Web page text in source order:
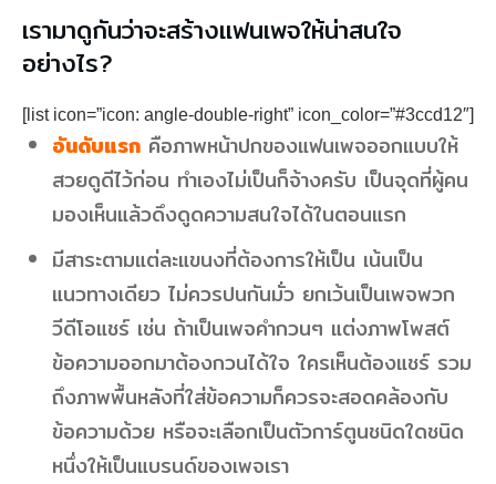
เรามาดูกันว่าจะสร้างแฟนเพจให้น่าสนใจ
อย่างไร?
[list icon=”icon: angle-double-right” icon_color=”#3ccd12″]
อันดับแรก คือภาพหน้าปกของแฟนเพจออกแบบให้
สวยดูดีไว้ก่อน ทำเองไม่เป็นก็จ้างครับ เป็นจุดที่ผู้คน
มองเห็นแล้วดึงดูดความสนใจได้ในตอนแรก
มีสาระตามแต่ละแขนงที่ต้องการให้เป็น เน้นเป็น
แนวทางเดียว ไม่ควรปนกันมั่ว ยกเว้นเป็นเพจพวก
วีดีโอแชร์ เช่น ถ้าเป็นเพจคำกวนๆ แต่งภาพโพสต์
ข้อความออกมาต้องกวนได้ใจ ใครเห็นต้องแชร์ รวม
ถึงภาพพื้นหลังที่ใส่ข้อความก็ควรจะสอดคล้องกับ
ข้อความด้วย หรือจะเลือกเป็นตัวการ์ตูนชนิดใดชนิด
หนึ่งให้เป็นแบรนด์ของเพจเรา